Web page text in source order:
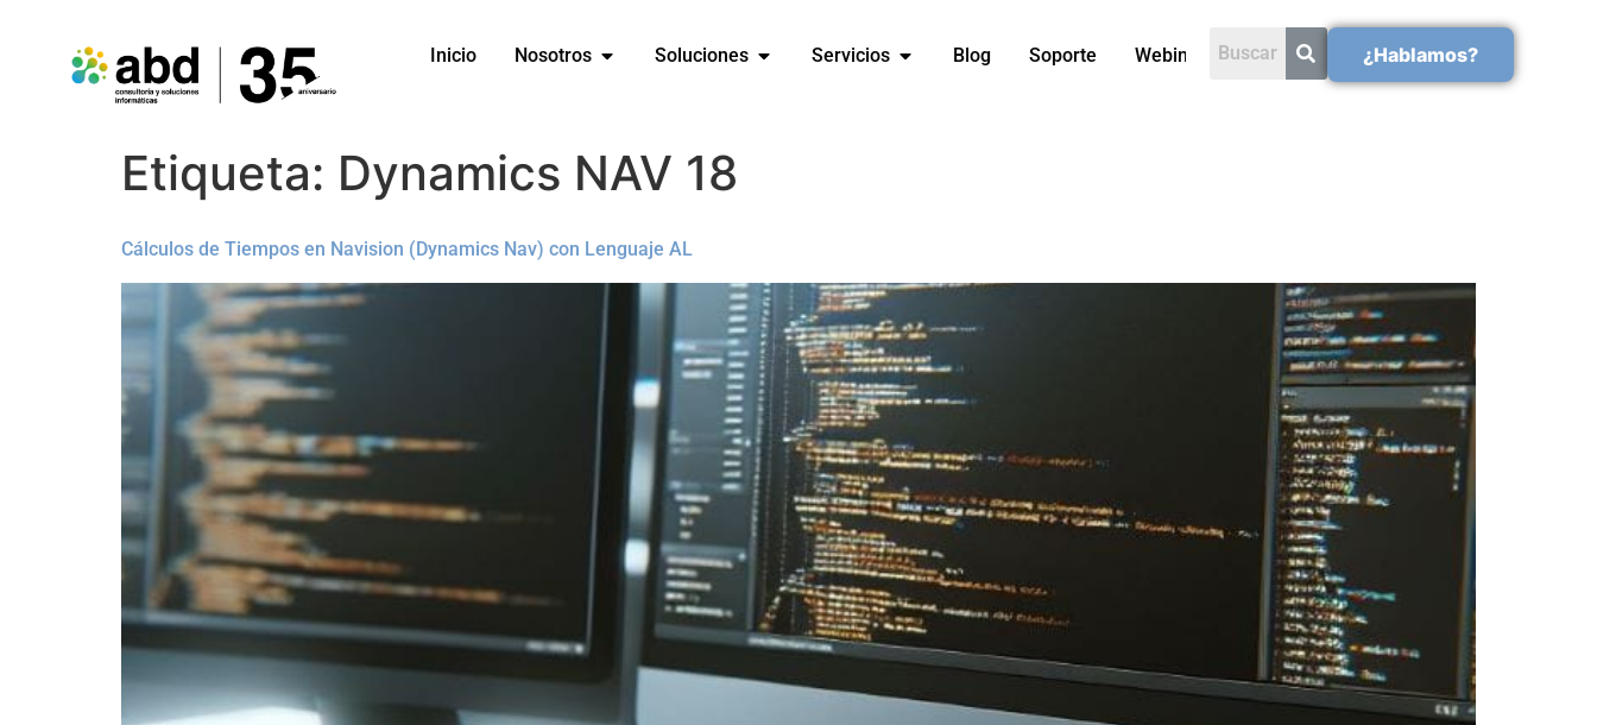
Inicio Nosotros Soluciones Servicios Blog Soporte Webinars ¿Hablamos?
Etiqueta: Dynamics NAV 18
Cálculos de Tiempos en Navision (Dynamics Nav) con Lenguaje AL